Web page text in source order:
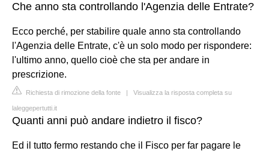
Che anno sta controllando l'Agenzia delle Entrate?
Ecco perché, per stabilire quale anno sta controllando
l'Agenzia delle Entrate, c'è un solo modo per rispondere:
l'ultimo anno, quello cioè che sta per andare in
prescrizione.
Richiesta di rimozione della fonte | Visualizza la risposta completa su
laleggepertutti.it
Quanti anni può andare indietro il fisco?
Ed il tutto fermo restando che il Fisco per far pagare le